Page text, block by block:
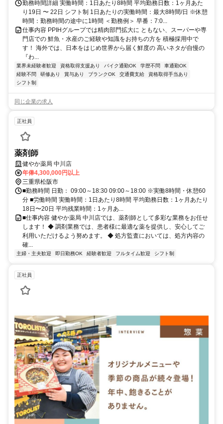
勤務時間詳細 実働時間：1日あたり8時間 平均勤務日数：1ヶ月あた
り19日 〜 22日 シフト制 1日あたりの実働時間：最大8時間/日 ※休憩
時間：勤務時間の途中に1時間 ＜勤務例＞ 早番：7:0...
仕事内容 PPIHグループでは精肉部門拡大に ともない、スーパーや専
門店での 鮮魚・水産のご経験や知識をお持ちの方を 積極採用中で
す！ 海外では、日本をはじめ世界から届く鮮度の 高いネタが自慢の
『わ...
業界未経験者歓迎 資格取得支援あり バイク通勤OK 学歴不問
車通勤OK
経験不問
研修あり 賞与あり ブランクOK 交通費支給
資格取得手当あり
シフト制
同じ企業の求人
正社員
薬剤師
健やか薬局 中川店
年俸4,300,000円以上
三重県松阪市
■勤務時間 日勤： 09:00～18:30 09:00～18:00 ※実働8時間・休憩60
分 ■労働時間 実働時間：1日あたり8時間 平均勤務日数：1ヶ月あたり
18日〜20日 平均残業時間：1ヶ月あ...
■仕事内容 健やか薬局 中川店では、薬剤師として多彩な業務をお任せ
します！ ◆ 調剤業務では、患者様に最適な薬を提供し、安心してご
利用いただけるよう努めます。 ◆ 処方監査においては、処方内容の
確...
主婦・主夫歓迎 即日勤務OK 経験者歓迎 フルタイム歓迎 シフト制
正社員